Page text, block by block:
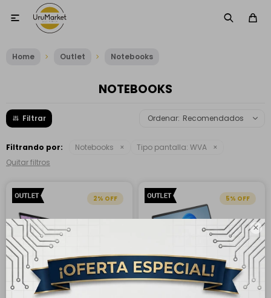


Home Outlet Notebooks
NOTEBOOKS
Recomendados
Filtrando por: Notebooks Tipo pantalla: WVA
Quitar filtros
2 5